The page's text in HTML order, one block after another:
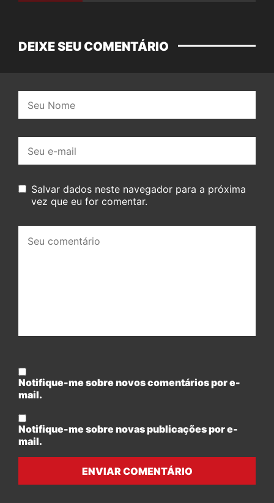
DEIXE SEU COMENTÁRIO
mail:
Salvar dados neste navegador para a próxima
vez que eu for comentar.
comentário:
Notifique-me sobre novos comentários por e-
mail.
Notifique-me sobre novas publicações por e-
mail.
ENVIAR COMENTÁRIO